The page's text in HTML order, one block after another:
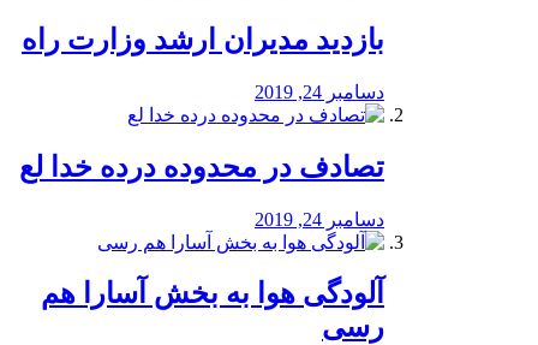
بازدید مدیران ارشد وزارت راه
دسامبر 24, 2019
تصادف در محدوده درده خدا لع
دسامبر 24, 2019
آلودگی هوا به بخش آسارا هم
رسی